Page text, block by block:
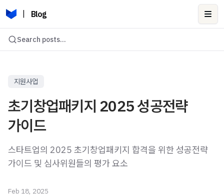
Blog
Search posts...
지원사업
초기창업패키지 2025 성공전략
가이드
스타트업의 2025 초기창업패키지 합격을 위한 성공전략
가이드 및 심사위원들의 평가 요소
Feb 18, 2025